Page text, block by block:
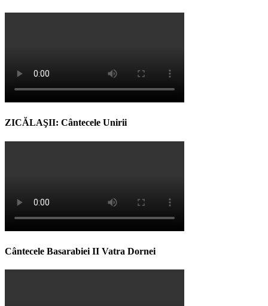
ZICĂLAŞII: Cântecele Unirii
Cântecele Basarabiei II Vatra Dornei